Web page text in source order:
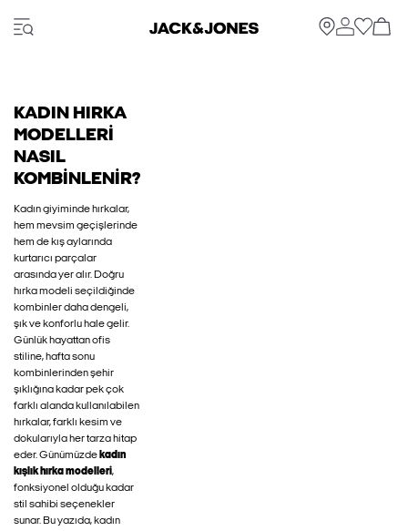
KADIN HIRKA
MODELLERI
NASIL
KOMBINLENIR?
Kadın giyiminde hırkalar,
hem mevsim geçişlerinde
hem de kış aylarında
kurtarıcı parçalar
arasında yer alır. Doğru
hırka modeli seçildiğinde
kombinler daha dengeli,
şık ve konforlu hale gelir.
Günlük hayattan ofis
stiline, hafta sonu
kombinlerinden şehir
şıklığına kadar pek çok
farklı alanda kullanılabilen
hırkalar, farklı kesim ve
dokularıyla her tarza hitap
eder. Günümüzde kadın
kışlık hırka modelleri,
fonksiyonel olduğu kadar
stil sahibi seçenekler
sunar. Bu yazıda, kadın